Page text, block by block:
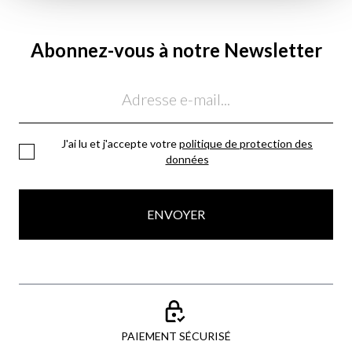
Abonnez-vous à notre Newsletter
J'ai lu et j'accepte votrepolitique de protection des
données
ENVOYER
PAIEMENT SÉCURISÉ